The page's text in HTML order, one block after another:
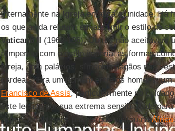
Internamente naIgrejaenfatiza a unidade. Há
os que ainda relutam em assumir o estilo de
Vaticano II (1962-196). Outros não aceitavam
rompendo com o estilo imperial as formas
Igreja, com palácios, símbolos pagãos nas
cardeais. Era um homem entre os homens, um
Francisco de Assis, particularmente no
este legado por sua extrema sensibilidade
especialmente nos países que visitou naÁfrica